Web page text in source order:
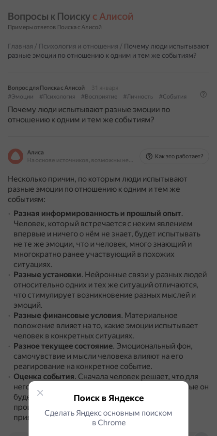
Вопросы к Поиску с Алисой
Примеры ответов Поиска с Алисой
Главная / Психология и отношения / Почему люди испытывают
разные эмоции по отношению к одним и тем же событиям?
Вопрос для Поиска с Алисой
31 января
#Эмоции
#Психология #Восприятие #Личность #События
Почему люди испытывают разные эмоции по
отношению к одним и тем же событиям?
Алиса
На основе источников, возможны неточности
Как это работает?
Несколько причин, по которым люди испытывают
разные эмоции по отношению к одним и тем же
событиям:
Разная информированность и прошлый опыт.
Человек, который встречается с неким явлением
впервые и ничего о нём не знает, будет испытывать
не те же эмоции, что и человек, много знающий и
многократно ранее участвующий в похожих
ситуациях.
Разные установки. Нейронные связи у разных людей
относительно одних и тех же ситуаций отличаются,
что стимулирует возникновение разных мыслей и
эмоций.
Разные финансовые условия. Материальное
положение влияет на то, какие эмоции испытывает
человек в конкретных ситуациях.
Разное текущее состояние. Эмоциональный фон,
самочувствие и мысли человека влияют на его
реагирование на конкретное событие.
Оценка события. Сначала человек решает, что для
него значит конкретное событие.
Эмоции, которые он
будет испытывать, зависят от его вердикта:
происходящее опасно или нет, обещает что-то
приятное или наоборот.
Поиск в Яндексе
Сделать Яндекс основным поиском
в Сhrome